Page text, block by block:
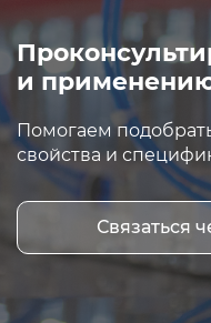
и
Помогаем
свойства и
Связаться